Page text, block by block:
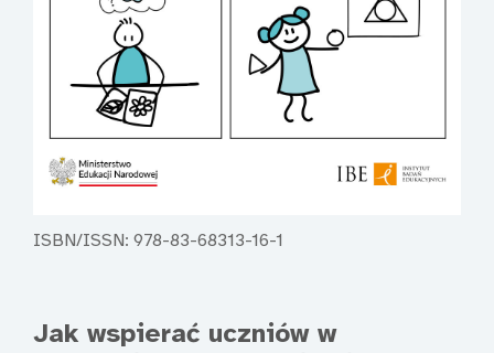
ISBN/ISSN: 978-83-68313-16-1
Jak wspierać uczniów w